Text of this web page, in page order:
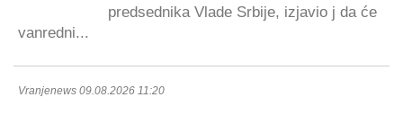
predsednika Vlade Srbije, izjavio j da će
vanredni...
Vranjenews 09.08.2026 11:20